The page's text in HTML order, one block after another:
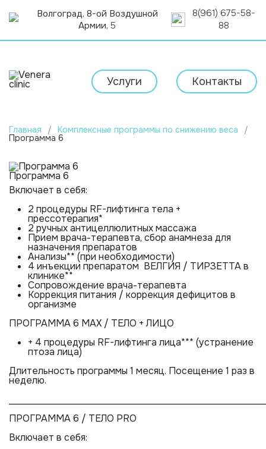
Волгоград, 8-ой Воздушной
Армии, 5
8(961) 675-58-
88
Услуги Контакты
Главная / Комплексные программы по снижению веса /
Программа 6
Программа 6
Включает в себя:
2 процедуры RF-лифтинга тела +
прессотерапия*
2 ручных антицеллюлитных массажа
Прием врача-терапевта, сбор анамнеза для
назначения препаратов
Анализы** (при необходимости)
4 инъекции препаратом ВЕЛГИЯ / ТИРЗЕТТА в
клинике**
Сопровождение врача-терапевта
Коррекция питания / коррекция дефицитов в
организме
ПРОГРАММА 6 MAX / ТЕЛО + ЛИЦО
+ 4 процедуры RF-лифтинга лица*** (устранение
птоза лица)
Длительность программы 1 месяц. Посещение 1 раз в
неделю.
ПРОГРАММА 6 / ТЕЛО PRO
Включает в себя: